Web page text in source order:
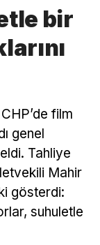
bir
film
genel
Tahliye
Mahir
gösterdi:
suhuletle